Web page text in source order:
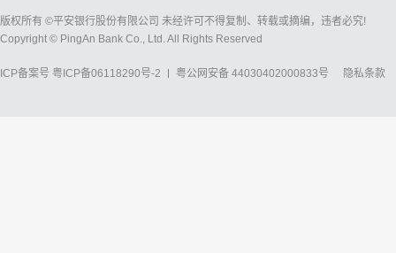
版权所有 ©平安银行股份有限公司 未经许可不得复制、转载或摘编，违者必究!
Copyright © PingAn Bank Co., Ltd. All Rights Reserved
ICP备案号 粤ICP备06118290号-2 粤公网安备 44030402000833号 隐私条款